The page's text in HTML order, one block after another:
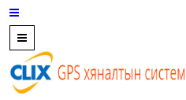
89559964,
952223647